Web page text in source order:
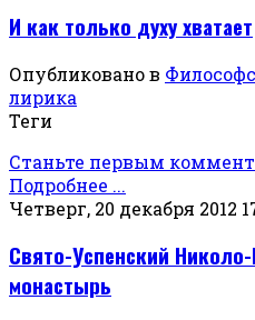
И как только духу хватает
Опубликовано в
лирика
Теги
Станьте первым
Подробнее ...
Четверг, 20 декабря 2012
Свято-Успенский
монастырь